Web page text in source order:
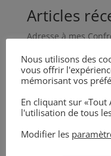
Articles
Adresse à mes
Nouvel article dans
Articles dans la
Décret du 11 mai
obligatoire d’un
L’Incompétence du
Nous utilisons des
vous offrir
mémorisant vos
En cliquant sur «Tout
l'utilisation de tous
Modifier les